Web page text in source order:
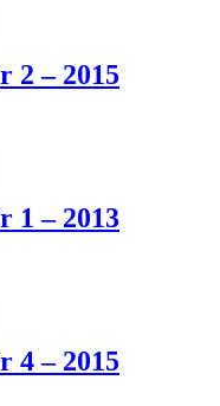
2 – 2015
1 – 2013
4 – 2015